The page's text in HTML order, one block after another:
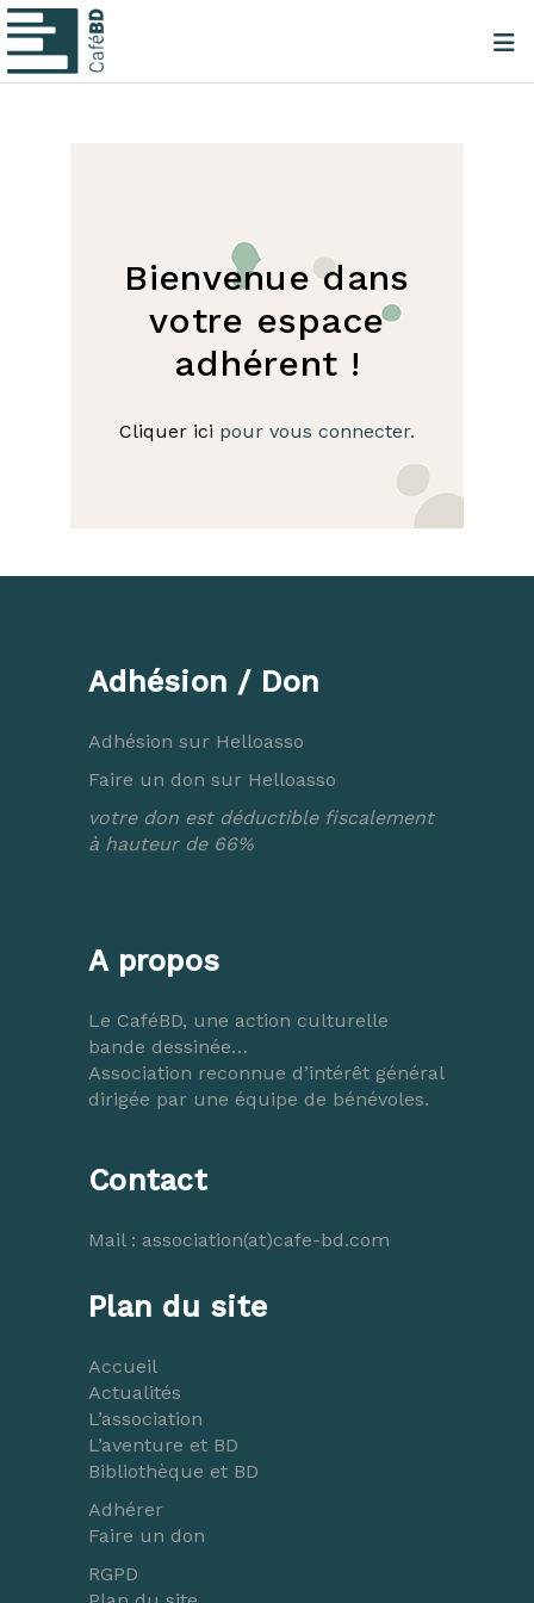
Bienvenue dans
votre espace
adhérent !
Cliquer ici pour vous connecter.
Adhésion / Don
Adhésion sur Helloasso
Faire un don sur Helloasso
votre don est déductible fiscalement
à hauteur de 66%
A propos
Le CaféBD, une action culturelle
bande dessinée…
Association reconnue d’intérêt général
dirigée par une équipe de bénévoles.
Contact
Mail : association(at)cafe-bd.com
Plan du site
Accueil
Actualités
L’association
L’aventure et BD
Bibliothèque et BD
Adhérer
Faire un don
RGPD